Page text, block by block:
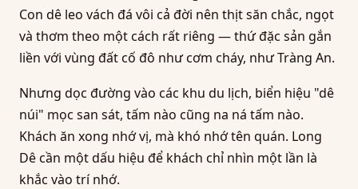
Con dê leo vách đá vôi cả đời nên thịt săn chắc, ngọt
và thơm theo một cách rất riêng — thứ đặc sản gắn
liền với vùng đất cố đô như cơm cháy, như Tràng An.
Nhưng dọc đường vào các khu du lịch, biển hiệu "dê
núi" mọc san sát, tấm nào cũng na ná tấm nào.
Khách ăn xong nhớ vị, mà khó nhớ tên quán. Long
Dê cần một dấu hiệu để khách chỉ nhìn một lần là
khắc vào trí nhớ.